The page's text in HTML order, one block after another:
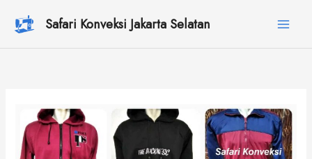
konten
Safari Konveksi Jakarta Selatan